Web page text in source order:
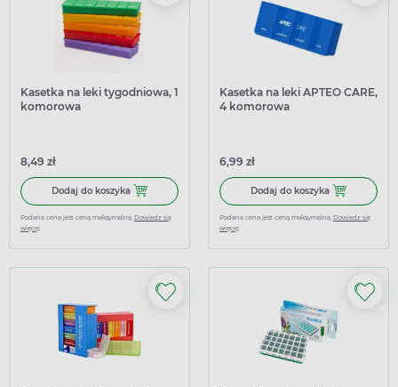
Kasetka na leki tygodniowa, 1
komorowa
8,49 zł
Dodaj do koszyka Dodaj do koszyka Kasetka na leki tygodniowa, 1 komorowa
Podana cena jest ceną maksymalną. Dowiedz się
więcej
Kasetka na leki APTEO CARE,
4 komorowa
6,99 zł
Dodaj do koszyka Dodaj do
Podana cena jest ceną maksymalną. Dowiedz się
więcej